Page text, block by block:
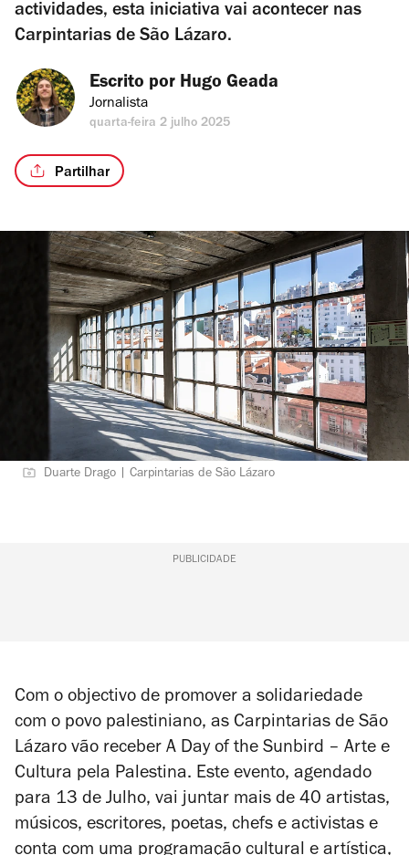
actividades, esta iniciativa vai acontecer nas
Carpintarias de São Lázaro.
Escrito por Hugo Geada
Jornalista
quarta-feira 2 julho 2025
Partilhar
Duarte Drago | Carpintarias de São Lázaro
PUBLICIDADE
Com o objectivo de promover a solidariedade
com o povo palestiniano, as Carpintarias de São
Lázaro vão receber A Day of the Sunbird – Arte e
Cultura pela Palestina. Este evento, agendado
para 13 de Julho, vai juntar mais de 40 artistas,
músicos, escritores, poetas, chefs e activistas e
conta com uma programação cultural e artística,